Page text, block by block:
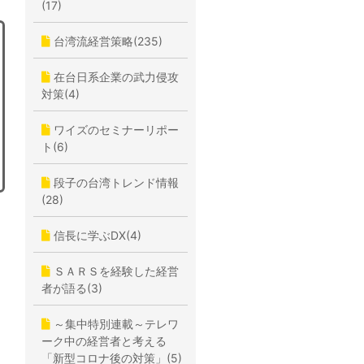
(17)
台湾流経営策略(235)
在台日系企業の武力侵攻
対策(4)
ワイズのセミナーリポー
ト(6)
段子の台湾トレンド情報
(28)
信長に学ぶDX(4)
ＳＡＲＳを経験した経営
者が語る(3)
～集中特別連載～テレワ
ーク中の経営者と考える
「新型コロナ後の対策」(5)